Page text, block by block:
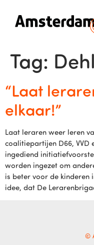
Tag:
“Laat
elkaar!”
Laat leraren weer leren
coalitiepartijen D66, VVD
ingediend
worden ingezet om
is beter voor de kinderen
idee, dat De
©